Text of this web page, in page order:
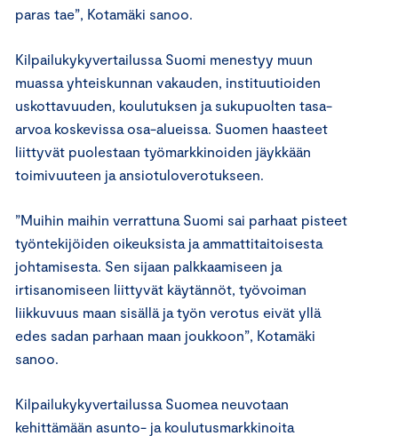
paras tae”, Kotamäki sanoo.
Kilpailukykyvertailussa Suomi menestyy muun
muassa yhteiskunnan vakauden, instituutioiden
uskottavuuden, koulutuksen ja sukupuolten tasa-
arvoa koskevissa osa-alueissa. Suomen haasteet
liittyvät puolestaan työmarkkinoiden jäykkään
toimivuuteen ja ansiotuloverotukseen.
”Muihin maihin verrattuna Suomi sai parhaat pisteet
työntekijöiden oikeuksista ja ammattitaitoisesta
johtamisesta. Sen sijaan palkkaamiseen ja
irtisanomiseen liittyvät käytännöt, työvoiman
liikkuvuus maan sisällä ja työn verotus eivät yllä
edes sadan parhaan maan joukkoon”, Kotamäki
sanoo.
Kilpailukykyvertailussa Suomea neuvotaan
kehittämään asunto- ja koulutusmarkkinoita